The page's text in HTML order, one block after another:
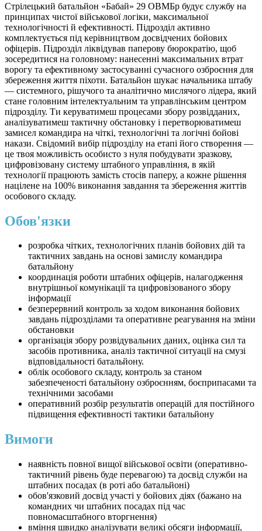
Стрілецький батальйон «Бабай» 29 ОВМБр будує службу на
принципах чистої військової логіки, максимальної
технологічності й ефективності. Підрозділ активно
комплектується під керівництвом досвідчених бойових
офіцерів. Підрозділ ліквідував паперову бюрократію, щоб
зосередитися на головному: нанесенні максимальних втрат
ворогу та ефективному застосуванні сучасного озброєння для
збереження життя піхоти. Батальйон шукає начальника штабу
— системного, рішучого та аналітично мислячого лідера, який
стане головним інтелектуальним та управлінським центром
підрозділу. Ти керуватимеш процесами збору розвідданих,
аналізуватимеш тактичну обстановку і перетворюватимеш
замисел командира на чіткі, технологічні та логічні бойові
накази. Свідомий вибір підрозділу на етапі його створення —
це твоя можливість особисто з нуля побудувати зразкову,
цифровізовану систему штабного управління, в якій
технології працюють замість стосів паперу, а кожне рішення
націлене на 100% виконання завдання та збереження життів
особового складу.
Обов'язки
розробка чітких, технологічних планів бойових дій та
тактичних завдань на основі замислу командира
батальйону
координація роботи штабних офіцерів, налагодження
внутрішньої комунікації та цифровізованого збору
інформації
безперервний контроль за ходом виконання бойових
завдань підрозділами та оперативне реагування на зміни
обстановки
організація збору розвідувальних даних, оцінка сил та
засобів противника, аналіз тактичної ситуації на смузі
відповідальності батальйону.
облік особового складу, контроль за станом
забезпеченості батальйону озброєнням, боєприпасами та
технічними засобами
оперативний розбір результатів операцій для постійного
підвищення ефективності тактики батальйону
Вимоги
наявність повної вищої військової освіти (оперативно-
тактичний рівень буде перевагою) та досвід служби на
штабних посадах (в роті або батальйоні)
обов'язковий досвід участі у бойових діях (бажано на
командних чи штабних посадах під час
повномасштабного вторгнення)
вміння швидко аналізувати великі обсяги інформації,